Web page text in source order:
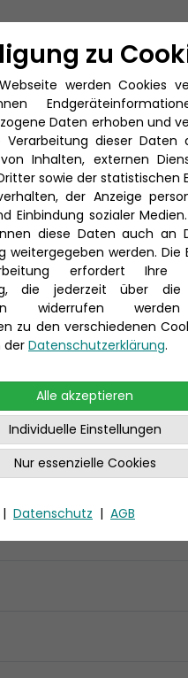
zu
werden Cookies
Daten erhoben und
Verarbeitung dieser Daten
Inhalten, externen
sowie der statistischen
der Anzeige
Einbindung sozialer
diese Daten auch an
weitergegeben werden. Die
erfordert Ihre
die jederzeit über die
widerrufen
zu den verschiedenen
der Datenschutzerklärung.
Alle akzeptieren
Individuelle Einstellungen
Nur essenzielle Cookies
| Datenschutz | AGB